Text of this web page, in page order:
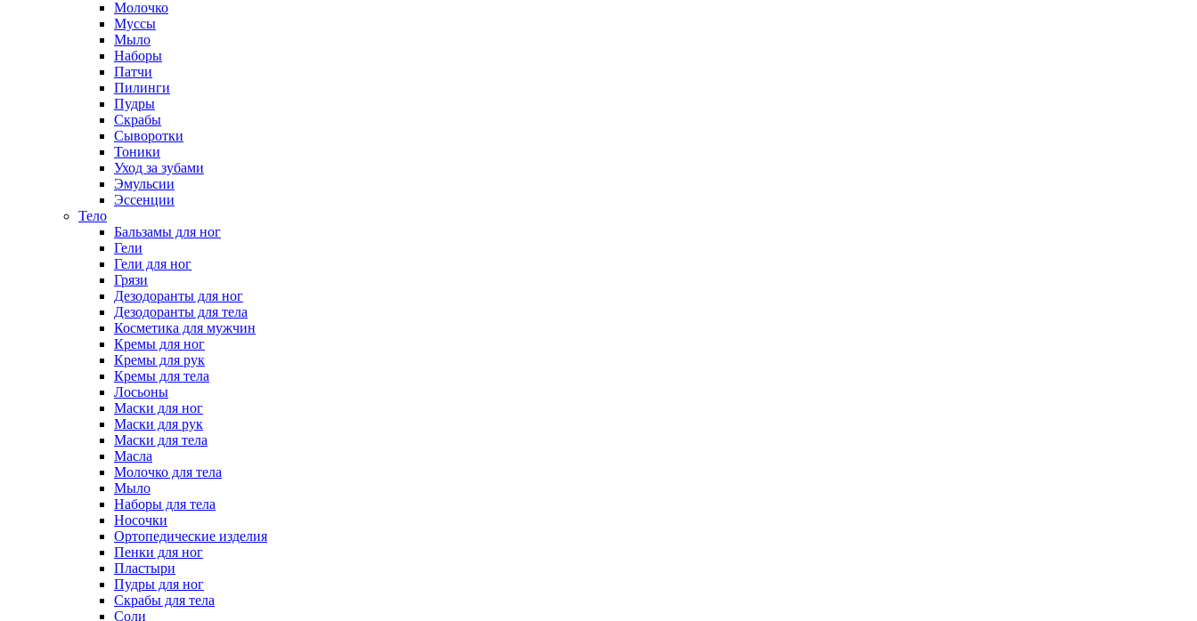
Молочко
Муссы
Мыло
Наборы
Патчи
Пилинги
Пудры
Скрабы
Сыворотки
Тоники
Уход за зубами
Эмульсии
Эссенции
Тело
Бальзамы для ног
Гели
Гели для ног
Грязи
Дезодоранты для ног
Дезодоранты для тела
Косметика для мужчин
Кремы для ног
Кремы для рук
Кремы для тела
Лосьоны
Маски для ног
Маски для рук
Маски для тела
Масла
Молочко для тела
Мыло
Наборы для тела
Носочки
Ортопедические изделия
Пенки для ног
Пластыри
Пудры для ног
Скрабы для тела
Соли